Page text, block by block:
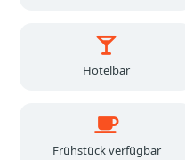
Hotelbar
Frühstück verfügbar